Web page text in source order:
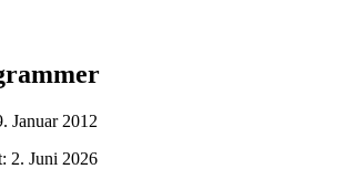
Januar 2012
2. Juni 2026